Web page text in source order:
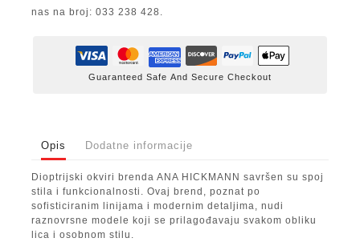
nas na broj: 033 238 428.
Guaranteed Safe And Secure Checkout
Opis Dodatne informacije
Dioptrijski okviri brenda ANA HICKMANN savršen su spoj
stila i funkcionalnosti. Ovaj brend, poznat po
sofisticiranim linijama i modernim detaljima, nudi
raznovrsne modele koji se prilagođavaju svakom obliku
lica i osobnom stilu.